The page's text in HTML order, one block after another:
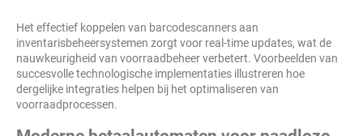
Het effectief koppelen van barcodescanners aan
inventarisbeheersystemen zorgt voor real-time updates, wat de
nauwkeurigheid van voorraadbeheer verbetert. Voorbeelden van
succesvolle technologische implementaties illustreren hoe
dergelijke integraties helpen bij het optimaliseren van
voorraadprocessen.